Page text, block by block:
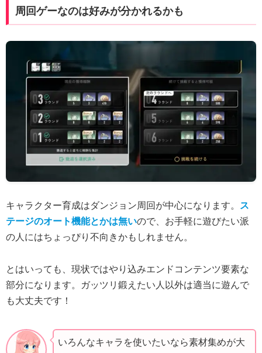
周回ゲーなのは好みが分かれるかも
キャラクター育成はダンジョン周回が中心になります。
ス
テージのオート機能とかは無いので、お手軽に遊びたい派
の人にはちょっぴり不向きかもしれません。
とはいっても、現状ではやり込みエンドコンテンツ要素な
部分になります。ガッツリ鍛えたい人以外は適当に遊んで
も大丈夫です！
いろんなキャラを使いたいなら素材集めが大